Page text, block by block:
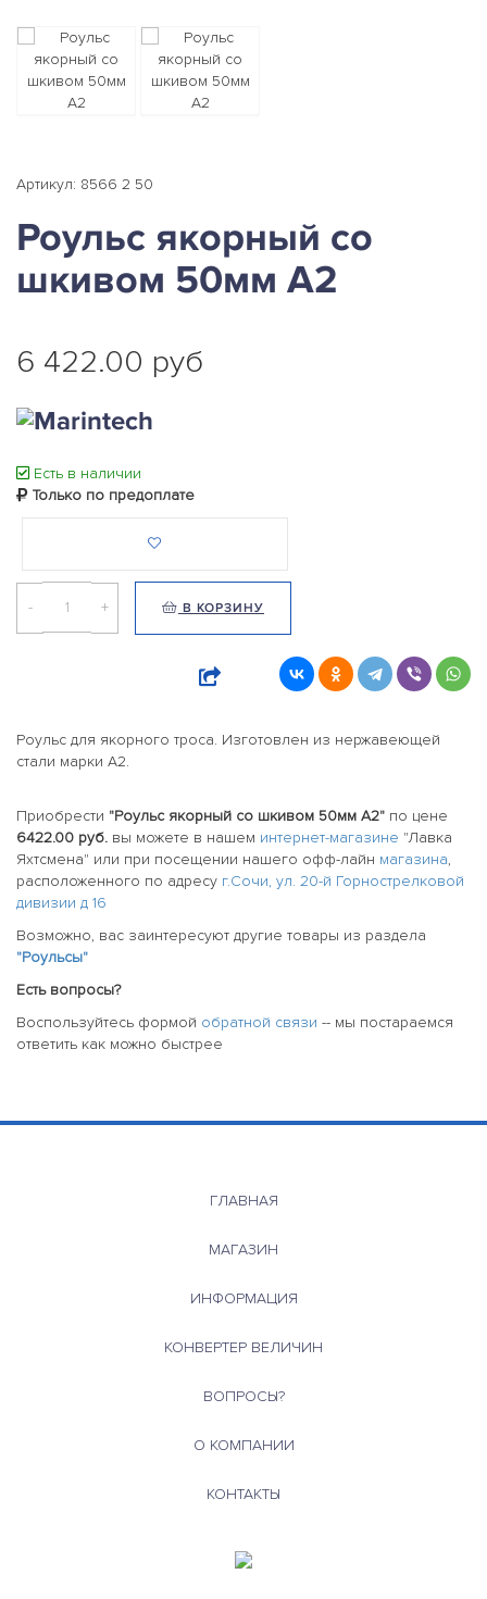
Артикул: 8566 2 50
Роульс якорный со
шкивом 50мм А2
6 422.00 руб
Есть в наличии
Только по предоплате
- + В КОРЗИНУ
Роульс для якорного троса. Изготовлен из нержавеющей
стали марки А2.
Приобрести "Роульс якорный со шкивом 50мм А2" по цене
6422.00 руб. вы можете в нашем интернет-магазине "Лавка
Яхтсмена" или при посещении нашего офф-лайн магазина,
расположенного по адресу г.Сочи, ул. 20-й Горнострелковой
дивизии д 16
Возможно, вас заинтересуют другие товары из раздела
"Роульсы"
Есть вопросы?
Воспользуйтесь формой обратной связи -- мы постараемся
ответить как можно быстрее
ГЛАВНАЯ
МАГАЗИН
ИНФОРМАЦИЯ
КОНВЕРТЕР ВЕЛИЧИН
ВОПРОСЫ?
О КОМПАНИИ
КОНТАКТЫ